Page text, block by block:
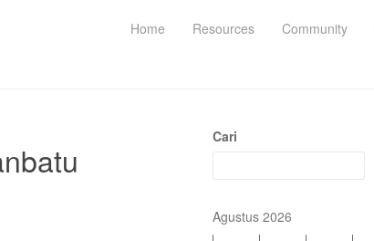
Home Resources Community
Cari
Agustus 2026